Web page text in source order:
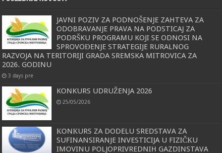
JAVNI POZIV ZA PODNOŠENJE ZAHTEVA ZA
ODOBRAVANJE PRAVA NA PODSTICAJ ZA
PODRŠKU PROGRAMU KOJI SE ODNOSI NA
SPROVOĐENJE STRATEGIJE RURALNOG
RAZVOJA NA TERITORIJI GRADA SREMSKA MITROVICA ZA
2026. GODINU
3 days pre
KONKURS UDRUŽENJA 2026
25/05/2026
КONКURS ZA DODELU SREDSTAVA ZA
SUFINANSIRANJE INVESTICIJA U FIZIČКU
IMOVINU POLJOPRIVREDNIH GAZDINSTAVA